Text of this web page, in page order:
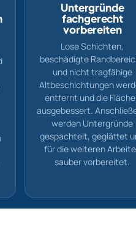
Untergründe
fachgerecht
vorbereiten
Lose Schichten,
beschädigte
und nicht tragfähige
Altbeschichtungen
entfernt und die
ausgebessert.
werden Untergründe
gespachtelt, geglättet
für die weiteren
sauber vorbereitet.